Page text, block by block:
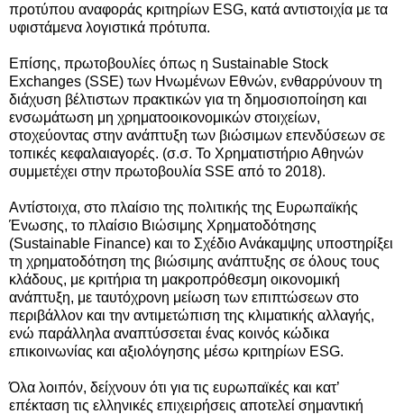
προτύπου αναφοράς κριτηρίων ESG, κατά αντιστοιχία με τα
υφιστάμενα λογιστικά πρότυπα.
Επίσης, πρωτοβουλίες όπως η Sustainable Stock
Exchanges (SSE) των Ηνωμένων Εθνών, ενθαρρύνουν τη
διάχυση βέλτιστων πρακτικών για τη δημοσιοποίηση και
ενσωμάτωση μη χρηματοοικονομικών στοιχείων,
στοχεύοντας στην ανάπτυξη των βιώσιμων επενδύσεων σε
τοπικές κεφαλαιαγορές. (σ.σ. Το Χρηματιστήριο Αθηνών
συμμετέχει στην πρωτοβουλία SSE από το 2018).
Αντίστοιχα, στο πλαίσιο της πολιτικής της Ευρωπαϊκής
Ένωσης, το πλαίσιο Βιώσιμης Χρηματοδότησης
(Sustainable Finance) και το Σχέδιο Ανάκαμψης υποστηρίξει
τη χρηματοδότηση της βιώσιμης ανάπτυξης σε όλους τους
κλάδους, με κριτήρια τη μακροπρόθεσμη οικονομική
ανάπτυξη, με ταυτόχρονη μείωση των επιπτώσεων στο
περιβάλλον και την αντιμετώπιση της κλιματικής αλλαγής,
ενώ παράλληλα αναπτύσσεται ένας κοινός κώδικα
επικοινωνίας και αξιολόγησης μέσω κριτηρίων ESG.
Όλα λοιπόν, δείχνουν ότι για τις ευρωπαϊκές και κατ’
επέκταση τις ελληνικές επιχειρήσεις αποτελεί σημαντική